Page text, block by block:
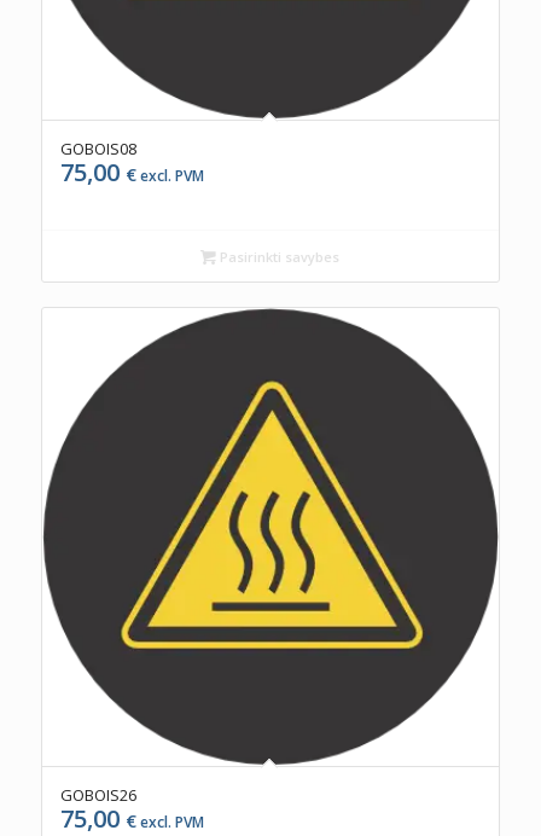
GOBOIS08
75,00 €excl. PVM
Pasirinkti savybes
GOBOIS26
75,00 €excl. PVM